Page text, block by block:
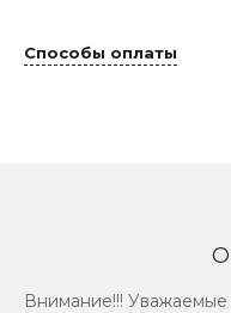
Способы оплаты
Внимание!!! Уважаемые